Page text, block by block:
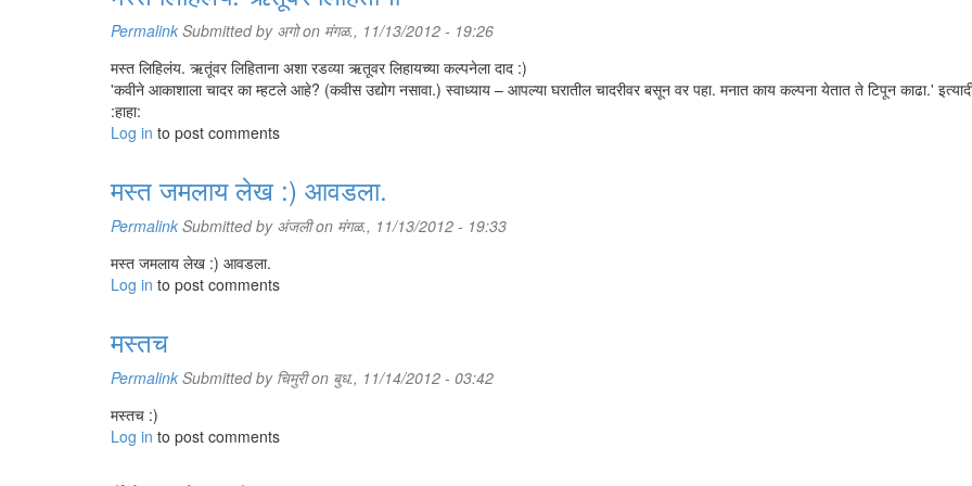
Permalink Submitted by अगोon मंगळ., 11/13/2012 - 19:26
मस्त लिहिलंय. ऋतूंवर लिहिताना अशा रडव्या ऋतूवर लिहायच्या कल्पनेला दाद :)
'कवीने आकाशाला चादर का म्हटले आहे? (कवीस उद्योग नसावा.) स्वाध्याय – आपल्या घरातील चादरीवर बसून वर पहा. मनात काय कल्पना येतात ते टिपून काढा.'
:हाहा:
Log in to post comments
मस्त जमलाय लेख :) आवडला.
Permalink Submitted by अंजलीon मंगळ., 11/13/2012 - 19:33
मस्त जमलाय लेख :) आवडला.
Log in to post comments
मस्तच
Permalink Submitted by चिमुरीon बुध., 11/14/2012 - 03:42
मस्तच :)
Log in to post comments